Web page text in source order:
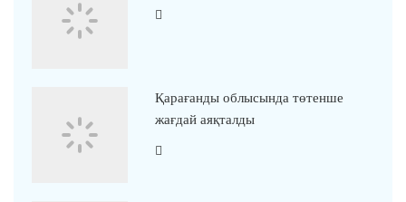
Қарағанды облысында төтенше
жағдай аяқталды